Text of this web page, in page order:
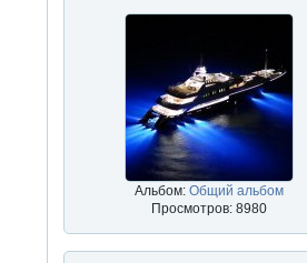
Альбом: Общий альбом
Просмотров: 8980